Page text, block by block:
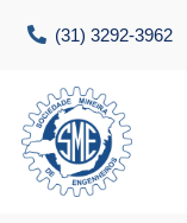
(31) 3292-3962